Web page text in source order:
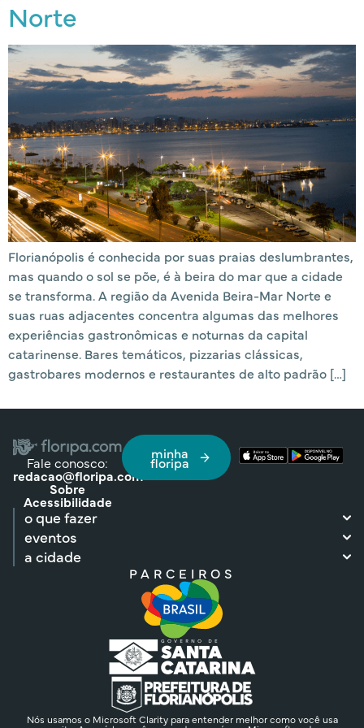
Norte
Florianópolis é conhecida por suas praias deslumbrantes,
mas quando o sol se põe, é à beira do mar que a cidade
se transforma. A região da Avenida Beira-Mar Norte e
suas ruas adjacentes concentra algumas das melhores
experiências gastronômicas e noturnas da capital
catarinense. Bares temáticos, pizzarias clássicas,
gastrobares modernos e restaurantes de alto padrão […]
Fale conosco:
redacao@floripa.com
Sobre
Acessibilidade
minha
floripa
o que fazer
eventos
a cidade
PARCEIROS
Nós usamos o Microsoft Clarity para entender melhor como você usa